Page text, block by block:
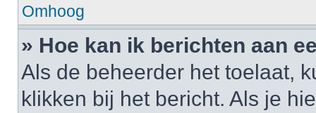
Omhoog
» Hoe kan ik berichten aan
Als de beheerder het toelaat,
klikken bij het bericht. Als je